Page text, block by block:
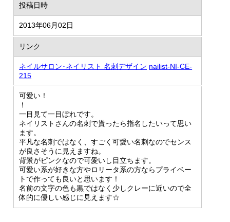
投稿日時
2013年06月02日
リンク
ネイルサロン･ネイリスト 名刺デザイン nailist-NI-CE-
215
可愛い！
！
一目見て一目ぼれです。
ネイリストさんの名刺で貰ったら指名したいって思い
ます。
平凡な名刺ではなく、すごく可愛い名刺なのでセンス
が良さそうに見えますね。
背景がピンクなので可愛いし目立ちます。
可愛い系が好きな方やロリータ系の方ならプライベー
トで作っても良いと思います！
名前の文字の色も黒ではなく少しクレーに近いので全
体的に優しい感じに見えます☆